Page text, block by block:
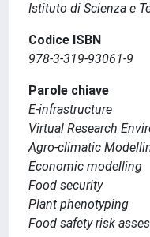
Istituto di Scienza e
Codice ISBN
978-3-319-93061-9
Parole chiave
E-infrastructure
Virtual Research
Agro-climatic
Economic modelling
Food security
Plant phenotyping
Food safety risk